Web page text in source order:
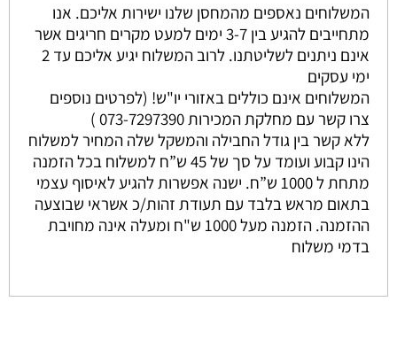
המשלוחים נאספים מהמחסן שלנו ישירות אליכם. אנו
מתחייבים להגיע בין 3-7 ימים למעט מקרים חריגים אשר
אינם ניתנים לשליטתנו. לרוב המשלוח יגיע אליכם עד 2
ימי עסקים
המשלוחים אינם כוללים באזורי יו"ש! (לפרטים נוספים
צרו קשר עם מחלקת המכירות 073-7297390 )
ללא קשר בין גודל החבילה והמשקל שלה המחיר למשלוח
הינו קבוע ועומד על סך של 45 ש”ח למשלוח בכל הזמנה
מתחת ל 1000 ש”ח. ישנה אפשרות להגיע לאיסוף עצמי
בתאום מראש בלבד עם תעודת זהות/כ אשראי שבוצעה
ההזמנה. הזמנה מעל 1000 ש"ח ומעלה אינה מחויבת
בדמי משלוח